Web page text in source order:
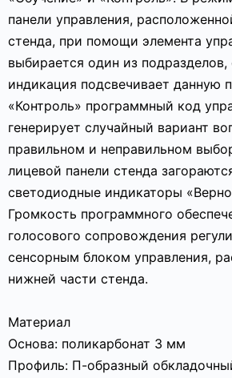
панели управления,
стенда, при помощи элемента
выбирается один из подразделов,
индикация подсвечивает данную
«Контроль» программный код
генерирует случайный вариант
правильном и неправильном
лицевой панели стенда
светодиодные индикаторы
Громкость программного
голосового сопровождения
сенсорным блоком управления,
нижней части стенда.
Материал
Основа: поликарбонат 3 мм
Профиль: П-образный